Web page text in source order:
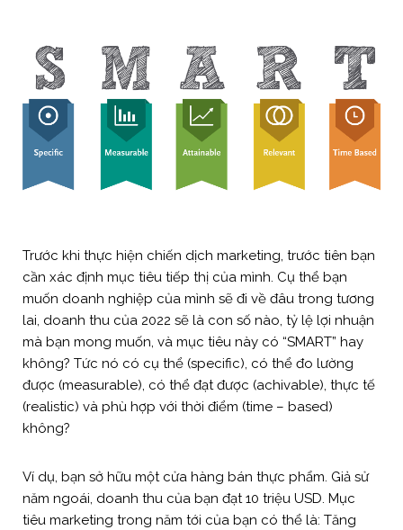
Trước khi thực hiện chiến dịch marketing, trước tiên bạn
cần xác định mục tiêu tiếp thị của mình. Cụ thể bạn
muốn doanh nghiệp của mình sẽ đi về đâu trong tương
lai, doanh thu của 2022 sẽ là con số nào, tỷ lệ lợi nhuận
mà bạn mong muốn, và mục tiêu này có “SMART” hay
không? Tức nó có cụ thể (specific), có thể đo lường
được (measurable), có thể đạt được (achivable), thực tế
(realistic) và phù hợp với thời điểm (time – based)
không?
Ví dụ, bạn sở hữu một cửa hàng bán thực phẩm. Giả sử
năm ngoái, doanh thu của bạn đạt 10 triệu USD. Mục
tiêu marketing trong năm tới của bạn có thể là: Tăng